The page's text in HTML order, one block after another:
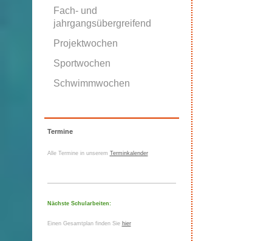
Fach- und
jahrgangsübergreifend
Projektwochen
Sportwochen
Schwimmwochen
Termine
Alle Termine in unserem Terminkalender
Nächste Schularbeiten:
Einen Gesamtplan finden Sie hier